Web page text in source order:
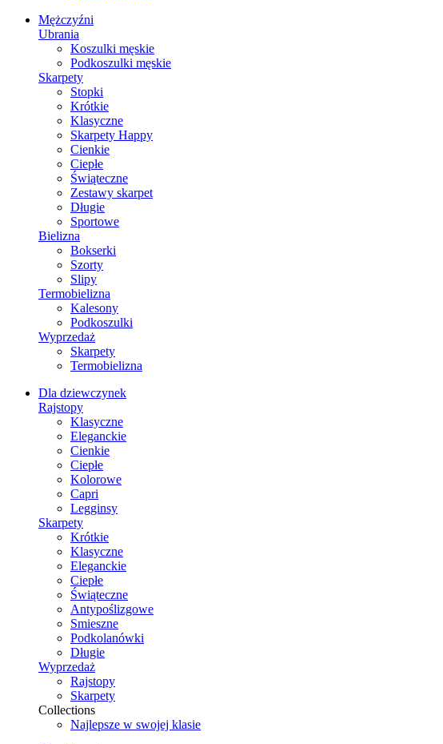
Mężczyźni
Ubrania
Koszulki męskie
Podkoszulki męskie
Skarpety
Stopki
Krótkie
Klasyczne
Skarpety Happy
Cienkie
Ciepłe
Świąteczne
Zestawy skarpet
Długie
Sportowe
Bielizna
Bokserki
Szorty
Slipy
Termobielizna
Kalesony
Podkoszulki
Wyprzedaż
Skarpety
Termobielizna
Dla dziewczynek
Rajstopy
Klasyczne
Eleganckie
Cienkie
Ciepłe
Kolorowe
Capri
Legginsy
Skarpety
Krótkie
Klasyczne
Eleganckie
Ciepłe
Świąteczne
Antypoślizgowe
Smieszne
Podkolanówki
Długie
Wyprzedaż
Rajstopy
Skarpety
Collections
Najlepsze w swojej klasie